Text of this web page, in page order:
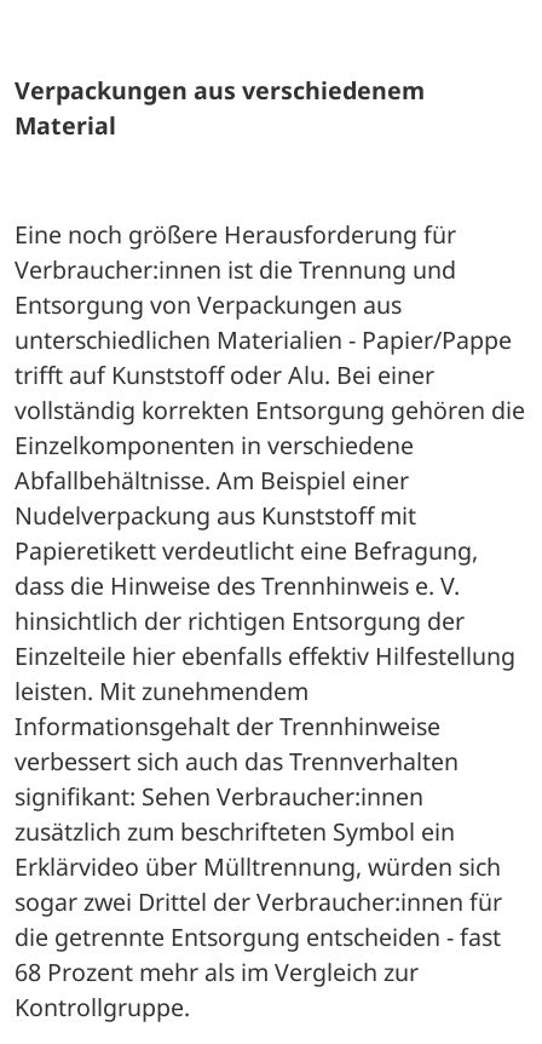
Verpackungen aus verschiedenem
Material
Eine noch größere Herausforderung für
Verbraucher:innen ist die Trennung und
Entsorgung von Verpackungen aus
unterschiedlichen Materialien - Papier/Pappe
trifft auf Kunststoff oder Alu. Bei einer
vollständig korrekten Entsorgung gehören die
Einzelkomponenten in verschiedene
Abfallbehältnisse. Am Beispiel einer
Nudelverpackung aus Kunststoff mit
Papieretikett verdeutlicht eine Befragung,
dass die Hinweise des Trennhinweis e. V.
hinsichtlich der richtigen Entsorgung der
Einzelteile hier ebenfalls effektiv Hilfestellung
leisten. Mit zunehmendem
Informationsgehalt der Trennhinweise
verbessert sich auch das Trennverhalten
signifikant: Sehen Verbraucher:innen
zusätzlich zum beschrifteten Symbol ein
Erklärvideo über Mülltrennung, würden sich
sogar zwei Drittel der Verbraucher:innen für
die getrennte Entsorgung entscheiden - fast
68 Prozent mehr als im Vergleich zur
Kontrollgruppe.